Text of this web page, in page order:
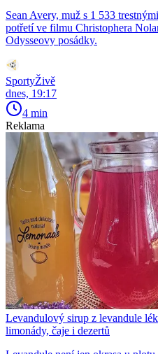
Sean Avery, muž s 1 533
potřetí ve filmu Christophera
Odysseovy posádky.
SportyŽivě
dnes, 19:17
4 min
Reklama
Levandulový sirup z levandule
limonády, čaje i dezertů